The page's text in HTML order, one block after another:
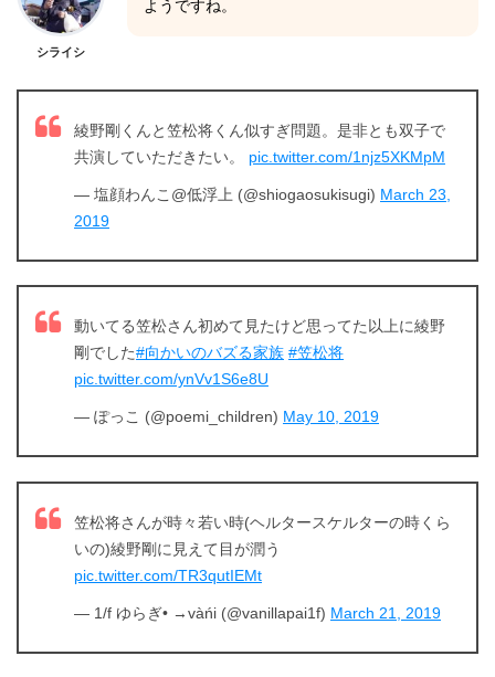
シライシ
ようですね。
綾野剛くんと笠松将くん似すぎ問題。是非とも双子で
共演していただきたい。 pic.twitter.com/1njz5XKMpM
— 塩顔わんこ@低浮上 (@shiogaosukisugi) March 23,
2019
動いてる笠松さん初めて見たけど思ってた以上に綾野
剛でした#向かいのバズる家族 #笠松将
pic.twitter.com/ynVv1S6e8U
— ぽっこ (@poemi_children) May 10, 2019
笠松将さんが時々若い時(ヘルタースケルターの時くら
いの)綾野剛に見えて目が潤う
pic.twitter.com/TR3qutIEMt
— 1/f ゆらぎ• →vàńi (@vanillapai1f) March 21, 2019